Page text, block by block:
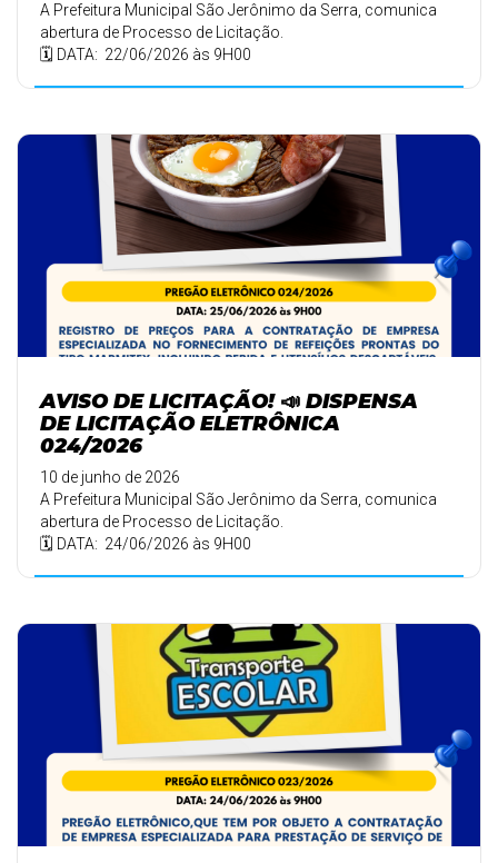
A Prefeitura Municipal São Jerônimo da Serra, comunica
abertura de Processo de Licitação.
🗓️ DATA: 22/06/2026 às 9H00
AVISO DE LICITAÇÃO! 📣 DISPENSA
DE LICITAÇÃO ELETRÔNICA
024/2026
10 de junho de 2026
A Prefeitura Municipal São Jerônimo da Serra, comunica
abertura de Processo de Licitação.
🗓️ DATA: 24/06/2026 às 9H00